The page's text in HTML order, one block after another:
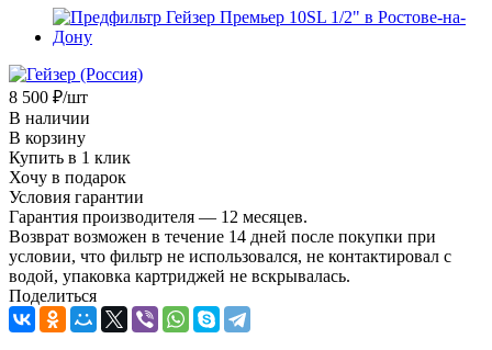
8 500 ₽/шт
В наличии
В корзину
Купить в 1 клик
Хочу в подарок
Условия гарантии
Гарантия производителя — 12 месяцев.
Возврат возможен в течение 14 дней после покупки при
условии, что фильтр не использовался, не контактировал с
водой, упаковка картриджей не вскрывалась.
Поделиться